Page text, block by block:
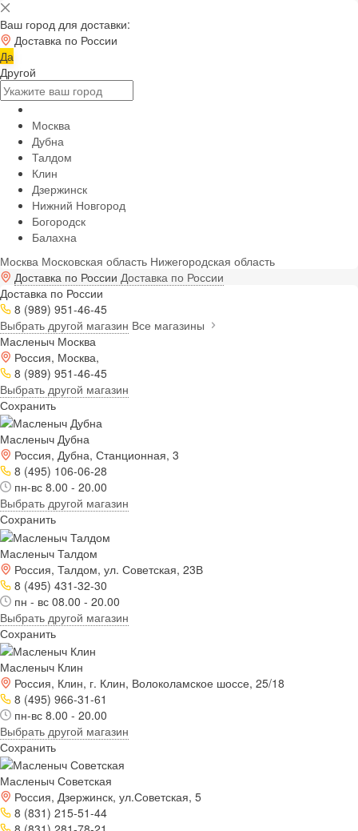
Ваш город для доставки:
Доставка по России
Да
Другой
Москва
Дубна
Талдом
Клин
Дзержинск
Нижний Новгород
Богородск
Балахна
Москва Московская область Нижегородская область
Доставка по России Доставка по России
Доставка по России
8 (989) 951-46-45
Выбрать другой магазин Все магазины
Масленыч Москва
Россия, Москва,
8 (989) 951-46-45
Выбрать другой магазин
Сохранить
Масленыч Дубна
Россия, Дубна, Станционная, 3
8 (495) 106-06-28
пн-вс 8.00 - 20.00
Выбрать другой магазин
Сохранить
Масленыч Талдом
Россия, Талдом, ул. Советская, 23В
8 (495) 431-32-30
пн - вс 08.00 - 20.00
Выбрать другой магазин
Сохранить
Масленыч Клин
Россия, Клин, г. Клин, Волоколамское шоссе, 25/18
8 (495) 966-31-61
пн-вс 8.00 - 20.00
Выбрать другой магазин
Сохранить
Масленыч Советская
Россия, Дзержинск, ул.Советская, 5
8 (831) 215-51-44